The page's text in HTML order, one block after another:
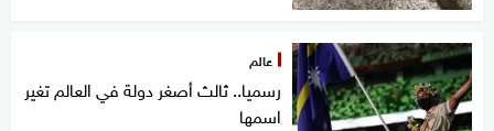
عالم
رسميا.. ثالث أصغر دولة في العالم تغير
اسمها